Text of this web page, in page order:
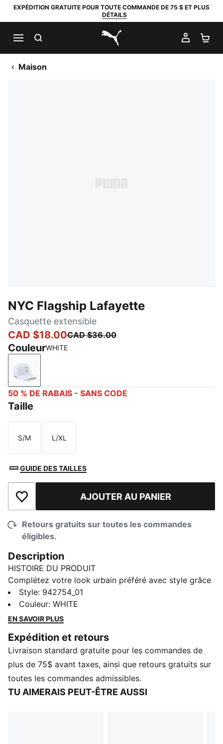
EXPÉDITION GRATUITE POUR TOUTE COMMANDE DE 75 $ ET PLUS
DÉTAILS
PUMA.com
MON
Maison
NYC Flagship Lafayette
Casquette extensible
CAD $18.00CAD $36.00
CouleurWHITE
WHITE
50 % DE RABAIS - SANS CODE
Taille
Taille
S/M
Taille
L/XL
GUIDE DES TAILLES
Ajouter à la liste de souhaits
AJOUTER AU PANIER
Retours gratuits sur toutes les commandes
éligibles.
Description
HISTOIRE DU PRODUIT
Complétez votre look urbain préféré avec style grâce
à cette casquette extensible, dotée d’un design
classique à 6 panneaux.
DÉTAILS
84 % polyester, 16 % rayonne, 4 % élasthanne
Design à 6 panneaux
Détails de marque PUMA
Style: 942754_01
Couleur: WHITE
EN SAVOIR PLUS
Expédition et retours
Livraison standard gratuite pour les commandes de
plus de 75$ avant taxes, ainsi que retours gratuits sur
toutes les commandes admissibles.
TU AIMERAIS PEUT-ÊTRE AUSSI